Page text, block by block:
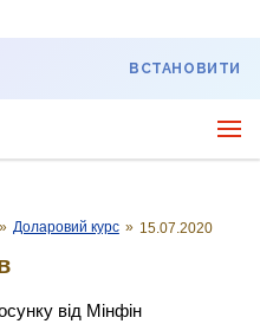
ВСТАНОВИТИ
» Доларовий курс » 15.07.2020
від Мінфін